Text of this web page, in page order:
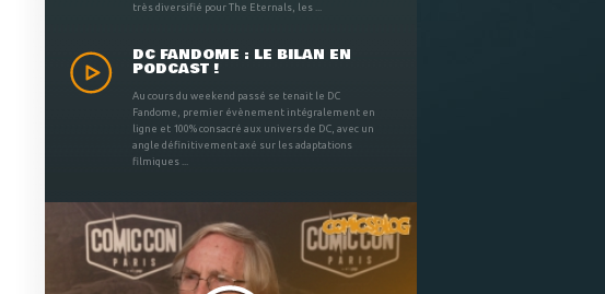
très diversifié pour The Eternals, les ...
DC FANDOME : LE BILAN EN
PODCAST !
Au cours du weekend passé se tenait le DC
Fandome, premier évènement intégralement en
ligne et 100% consacré aux univers de DC, avec un
angle définitivement axé sur les adaptations
filmiques ...